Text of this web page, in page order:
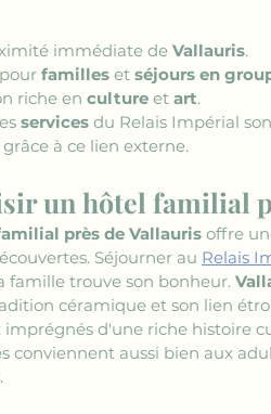
immédiate de Vallauris.
familles et séjours en
riche en culture et art.
services du Relais Impérial
grâce à ce lien externe.
un hôtel familial
près de Vallauris offre
Séjourner au Relais
famille trouve son bonheur.
céramique et son lien
imprégnés d'une riche histoire
conviennent aussi bien aux